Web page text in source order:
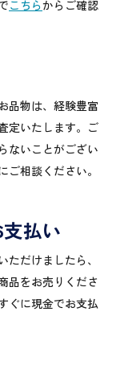
こちらからご確認
品物は、経験豊富
定いたします。ご
ないことがござい
ご相談ください。
払い
ただけましたら、
品をお売りくださ
ぐに現金でお支払